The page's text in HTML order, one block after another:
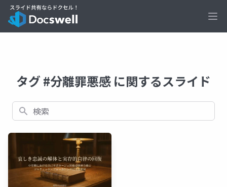
タグ #分離罪悪感 に関するスライド
検索